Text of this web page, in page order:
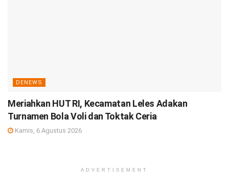
DENEWS
Meriahkan HUT RI, Kecamatan Leles Adakan
Turnamen Bola Voli dan Toktak Ceria
Kamis, 6 Agustus 2026
ADVERTISEMENT